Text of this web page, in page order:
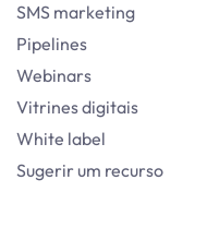
SMS marketing
Pipelines
Webinars
Vitrines digitais
White label
Sugerir um recurso